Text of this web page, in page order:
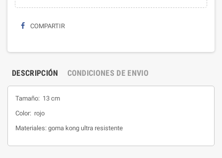
COMPARTIR
DESCRIPCIÓN CONDICIONES DE ENVIO
Tamaño: 13 cm
Color: rojo
Materiales: goma kong ultra resistente